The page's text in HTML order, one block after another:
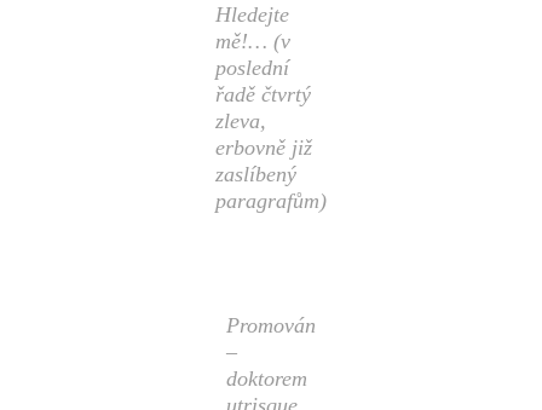
Hledejte
mě!… (v
poslední
řadě čtvrtý
zleva,
erbovně již
zaslíbený
paragrafům)
Promován
–
doktorem